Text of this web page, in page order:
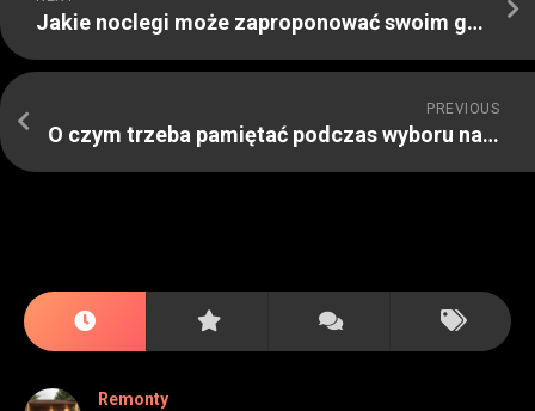
Jakie noclegi może zaproponować swoim gościom Świdnica
PREVIOUS
O czym trzeba pamiętać podczas wyboru nagrobka
Remonty